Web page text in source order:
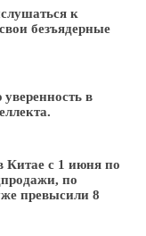
к
безъядерные
в
Китае с 1 июня по
по
превысили 8